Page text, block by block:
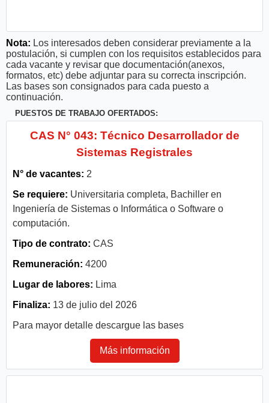
Nota: Los interesados deben considerar previamente a la
postulación, si cumplen con los requisitos establecidos para
cada vacante y revisar que documentación(anexos,
formatos, etc) debe adjuntar para su correcta inscripción.
Las bases son consignados para cada puesto a
continuación.
PUESTOS DE TRABAJO OFERTADOS:
CAS N° 043: Técnico Desarrollador de
Sistemas Registrales
N° de vacantes: 2
Se requiere: Universitaria completa, Bachiller en
Ingeniería de Sistemas o Informática o Software o
computación.
Tipo de contrato: CAS
Remuneración: 4200
Lugar de labores: Lima
Finaliza: 13 de julio del 2026
Para mayor detalle descargue las bases
Más información